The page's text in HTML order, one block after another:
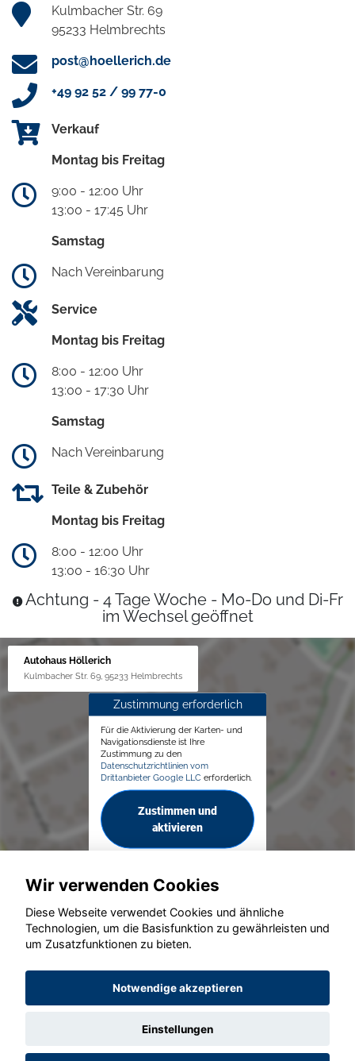
Kulmbacher Str. 69
95233 Helmbrechts
post@hoellerich.de
+49 92 52 / 99 77-0
Verkauf
Montag bis Freitag
9:00 - 12:00 Uhr
13:00 - 17:45 Uhr
Samstag
Nach Vereinbarung
Service
Montag bis Freitag
8:00 - 12:00 Uhr
13:00 - 17:30 Uhr
Samstag
Nach Vereinbarung
Teile & Zubehör
Montag bis Freitag
8:00 - 12:00 Uhr
13:00 - 16:30 Uhr
Achtung - 4 Tage Woche - Mo-Do und Di-Fr
im Wechsel geöffnet
Autohaus Höllerich
Kulmbacher Str. 69, 95233 Helmbrechts
Zustimmung erforderlich
Für die Aktivierung der Karten- und
Navigationsdienste ist Ihre
Zustimmung zu den
Datenschutzrichtlinien vom
Drittanbieter Google LLC erforderlich.
Zustimmen und
aktivieren
© konjunkturmotor.de GmbH 2020 - 2026
Wir verwenden Cookies
Diese Webseite verwendet Cookies und ähnliche
Technologien, um die Basisfunktion zu gewährleisten und
um Zusatzfunktionen zu bieten.
Notwendige akzeptieren
Einstellungen